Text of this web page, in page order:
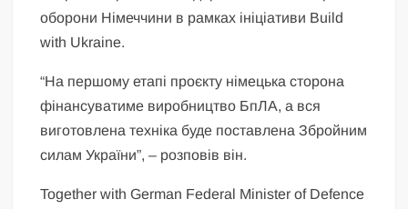
оборони Німеччини в рамках ініціативи Build
with Ukraine.
“На першому етапі проєкту німецька сторона
фінансуватиме виробництво БпЛА, а вся
виготовлена техніка буде поставлена Збройним
силам України”, – розповів він.
Together with German Federal Minister of Defence